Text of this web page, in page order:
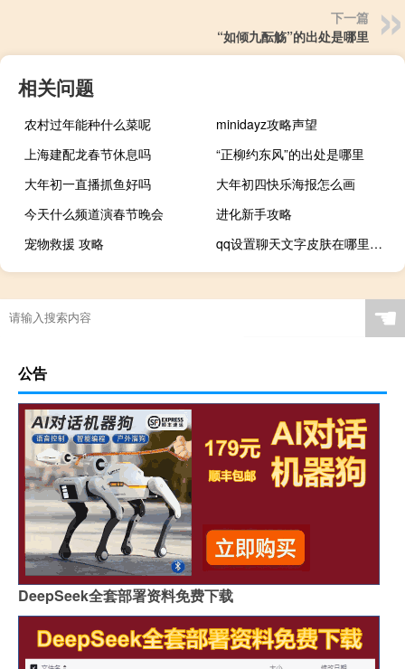
下一篇
“如倾九酝觞”的出处是哪里
相关问题
农村过年能种什么菜呢
minidayz攻略声望
上海建配龙春节休息吗
“正柳约东风”的出处是哪里
大年初一直播抓鱼好吗
大年初四快乐海报怎么画
今天什么频道演春节晚会
进化新手攻略
宠物救援 攻略
qq设置聊天文字皮肤在哪里（qq文字皮肤大全）
☚
公告
DeepSeek全套部署资料免费下载